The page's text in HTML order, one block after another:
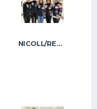
NICOLL/REGŽA